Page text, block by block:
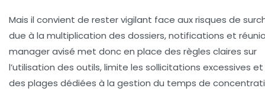
Mais il convient de rester vigilant face aux risques de
due à la multiplication des dossiers, notifications et
manager avisé met donc en place des règles claires sur
l’utilisation des outils, limite les sollicitations excessives
des plages dédiées à la gestion du temps de